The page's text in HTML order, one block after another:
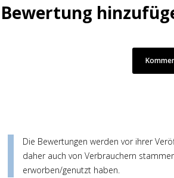
Bewertung
Die Bewertungen werden vor ihrer
daher auch von Verbrauchern
erworben/genutzt haben.